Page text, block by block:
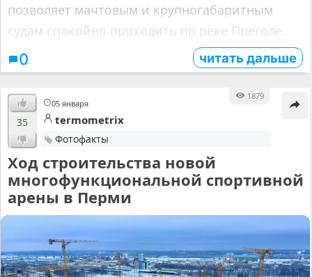
позволяет мачтовым и крупногабаритным
судам спокойно проходить по реке Преголе.
0 читать дальше
05 января
1879
35 termometrix
Фотофакты
Ход строительства новой
многофункциональной спортивной
арены в Перми